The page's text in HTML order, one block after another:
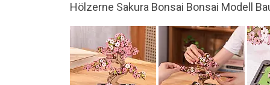
Es besteht aus 263 Teilen